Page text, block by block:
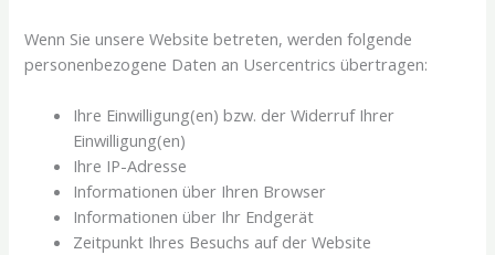
Wenn Sie unsere Website betreten, werden folgende
personenbezogene Daten an Usercentrics übertragen:
Ihre Einwilligung(en) bzw. der Widerruf Ihrer
Einwilligung(en)
Ihre IP-Adresse
Informationen über Ihren Browser
Informationen über Ihr Endgerät
Zeitpunkt Ihres Besuchs auf der Website